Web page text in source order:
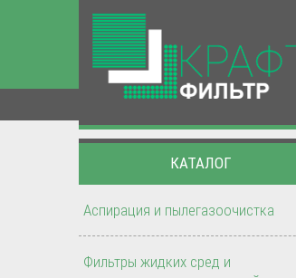
КАТАЛОГ
Аспирация и пылегазоочистка
Фильтры жидких сред и